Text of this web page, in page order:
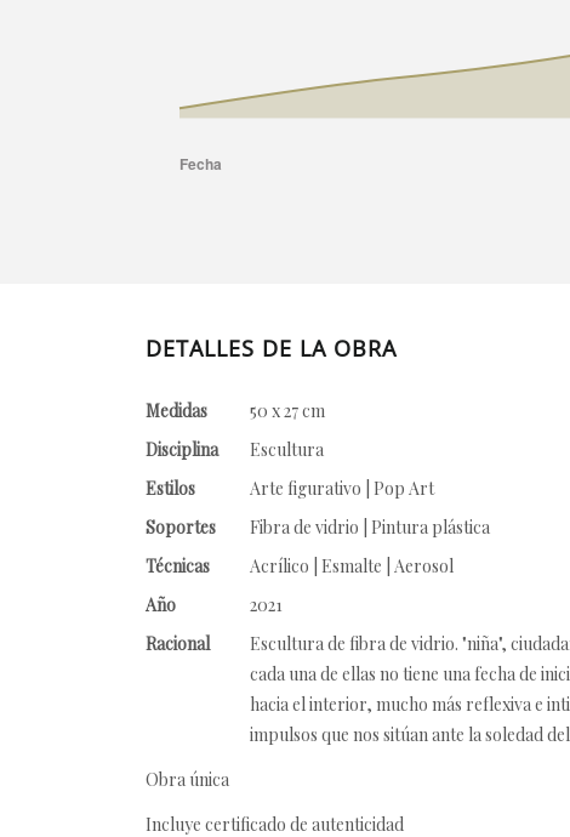
DETALLES DE LA OBRA
Medidas
50 x 27 cm
Disciplina
Escultura
Estilos
Arte figurativo | Pop Art
Soportes
Fibra de vidrio | Pintura plástica
Técnicas
Acrílico | Esmalte | Aerosol
Año
2021
Racional
Escultura de fibra de vidrio. "niña",
cada una de ellas no tiene una fecha de
hacia el interior, mucho más reflexiva e
impulsos que nos sitúan ante la soledad
Obra única
Incluye certificado de autenticidad